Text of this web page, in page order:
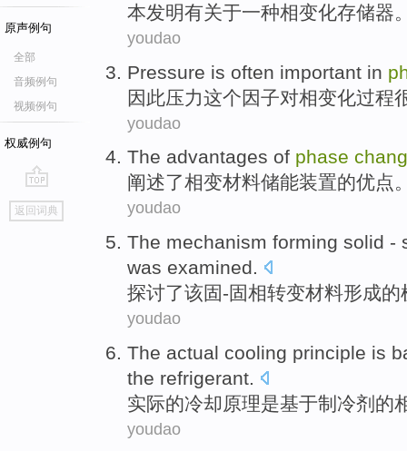
原声例句
全部
音频例句
视频例句
权威例句
go
top
返回词典
本发明有关于一种相变化存储器
youdao
Pressure is often important in
因此压力这个因子对相变化过程
youdao
The advantages of phase
阐述了相变材料储能装置的优点
youdao
The mechanism forming solid -
was examined.
探讨了该固-固相转变材料形成的
youdao
The actual cooling principle is
the refrigerant.
实际的冷却 原理是基于制冷剂 的
youdao